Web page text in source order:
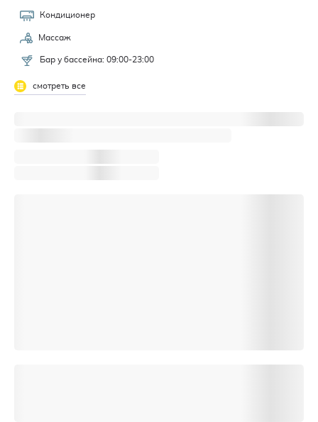
Кондиционер
Массаж
Бар у бассейна: 09:00-23:00
смотреть все